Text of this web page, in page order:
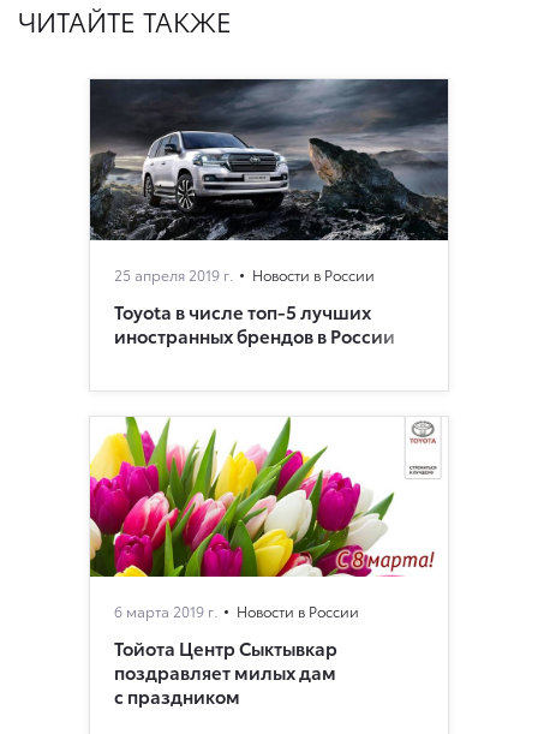
ЧИТАЙТЕ ТАКЖЕ
25 апреля 2019 г. Новости в России
Toyota в числе топ-5 лучших
иностранных брендов в России
6 марта 2019 г. Новости в России
Тойота Центр Сыктывкар
поздравляет милых дам
с праздником